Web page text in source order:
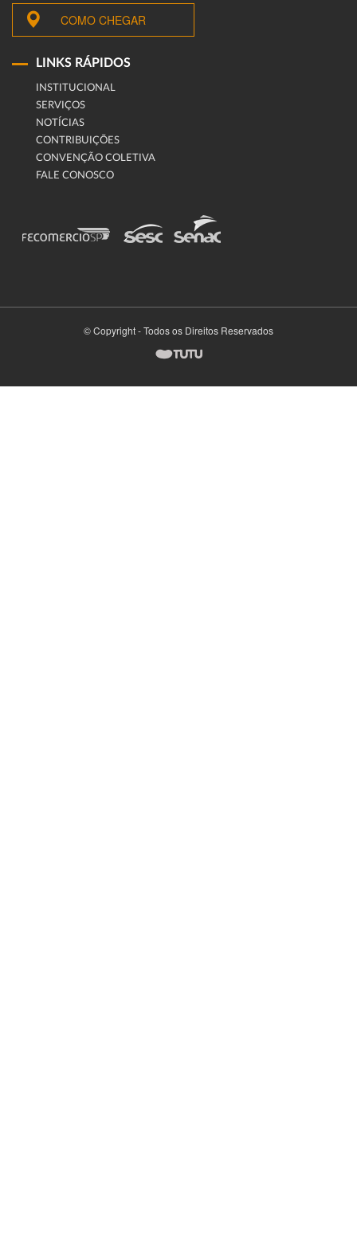
COMO CHEGAR
LINKS RÁPIDOS
INSTITUCIONAL
SERVIÇOS
NOTÍCIAS
CONTRIBUIÇÕES
CONVENÇÃO COLETIVA
FALE CONOSCO
© Copyright - Todos os Direitos Reservados